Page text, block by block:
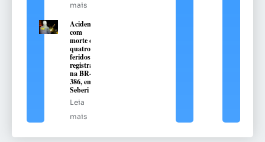
mais
Acidente
com
morte e
quatro
feridos é
registrado
na BR-
386, em
Seberi
Leia
mais